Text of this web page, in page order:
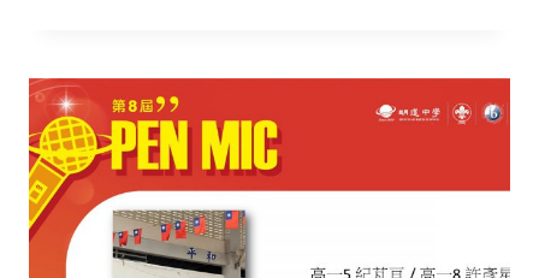
願
做
母
語
的
啞
口】